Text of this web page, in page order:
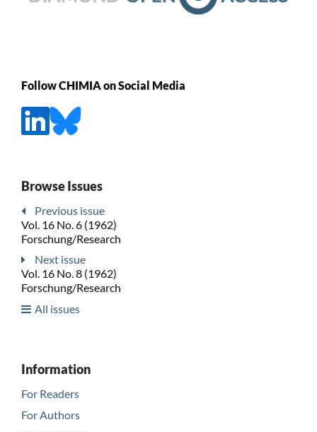
Follow CHIMIA on Social Media
Browse Issues
Previous issue
Vol. 16 No. 6 (1962)
Forschung/Research
Next issue
Vol. 16 No. 8 (1962)
Forschung/Research
All issues
Information
For Readers
For Authors